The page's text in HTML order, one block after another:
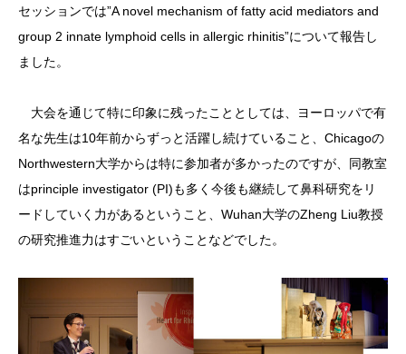
セッションでは”A novel mechanism of fatty acid mediators and
group 2 innate lymphoid cells in allergic rhinitis”について報告し
ました。
大会を通じて特に印象に残ったこととしては、ヨーロッパで有
名な先生は10年前からずっと活躍し続けていること、Chicagoの
Northwestern大学からは特に参加者が多かったのですが、同教室
はprinciple investigator (PI)も多く今後も継続して鼻科研究をリ
ードしていく力があるということ、Wuhan大学のZheng Liu教授
の研究推進力はすごいということなどでした。